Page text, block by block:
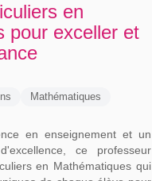
en
pour exceller et
Mathématiques
en enseignement et un
ce professeur
en Mathématiques qui